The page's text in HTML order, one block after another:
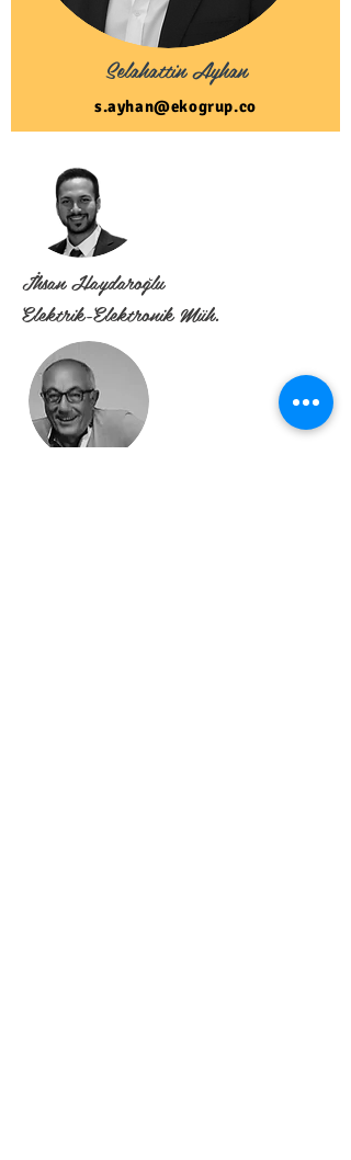
Selahattin Ayhan
s.ayhan@ekogrup.co
İhsan Haydaroğlu
Elektrik-Elektronik Müh.